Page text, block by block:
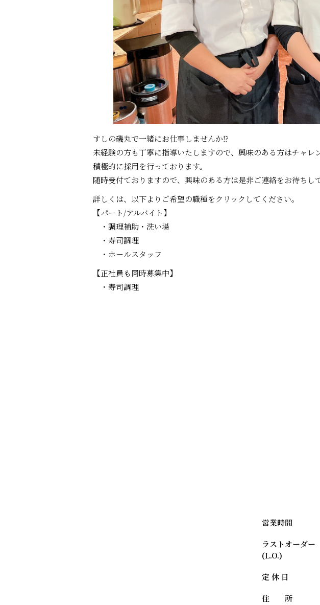
すしの磯丸で一緒にお仕事しませんか⁉
未経験の方も丁寧に指導いたしますので、興味のある方はチャレ
積極的に採用を行っております。
随時受付ておりますので、興味のある方は是非ご連絡をお待ちし
詳しくは、以下よりご希望の職種をクリックしてください。
【パート/アルバイト】
・調理補助・洗い場
・寿司調理
・ホールスタッフ
【正社員も同時募集中】
・寿司調理
営業時間
ラストオーダー
(L.O.)
定 休 日
住 所